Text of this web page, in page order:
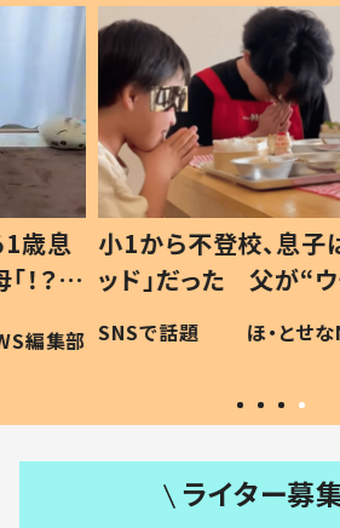
歳息
？」
編集部
小1から不登校、息子
ッド」だった 父が“
作り続ける理由とは
#令和の子
SNSで話題 ほ・とせ
ライター募集